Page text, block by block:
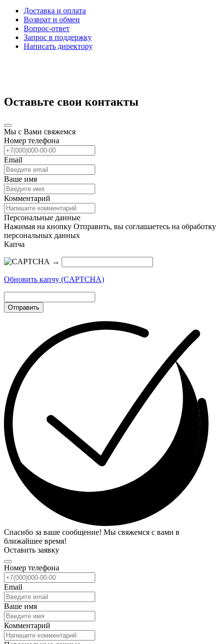
Доставка и оплата
Возврат и обмен
Вопрос-ответ
Запрос в поддержку
Написать директору
Оставьте свои контакты
Мы с Вами свяжемся
Номер телефона
Email
Ваше имя
Комментарий
Персональные данные
Нажимая на кнопку Отправить, вы соглашаетесь на обработку
персональных данных
Капча
→
Обновить капчу (CAPTCHA)
Отправить
Спасибо за ваше сообщение! Мы свяжемся с вами в
ближайшее время!
Оставить заявку
Номер телефона
Email
Ваше имя
Комментарий